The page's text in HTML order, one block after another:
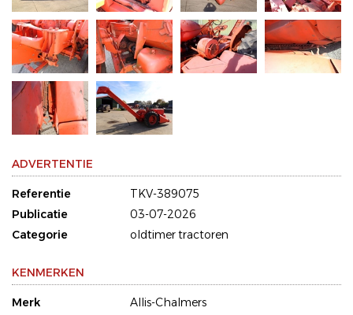
ADVERTENTIE
Referentie
TKV-389075
Publicatie
03-07-2026
Categorie
oldtimer tractoren
KENMERKEN
Merk
Allis-Chalmers